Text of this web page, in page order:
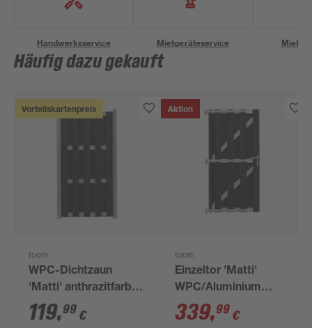
Handwerksservice Mietgeräteservice
Häufig dazu gekauft
Vorteilskartenpreis
toom
WPC-Dichtzaun
'Matti' anthrazitfarben
90 x 180 cm
119,99 €
Aktion
toom
Einzeltor 'Matti'
WPC/Aluminium
anthrazitfarben 90 x
180 cm
339,99 €